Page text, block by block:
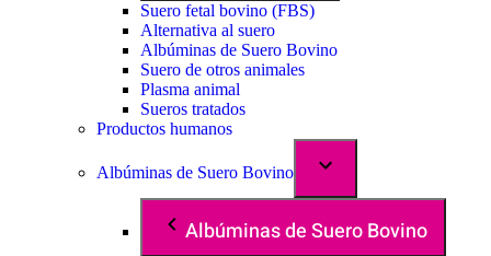
Suero fetal bovino (FBS)
Alternativa al suero
Albúminas de Suero Bovino
Suero de otros animales
Plasma animal
Sueros tratados
Productos humanos
Albúminas de Suero Bovino
Albúminas de Suero Bovino